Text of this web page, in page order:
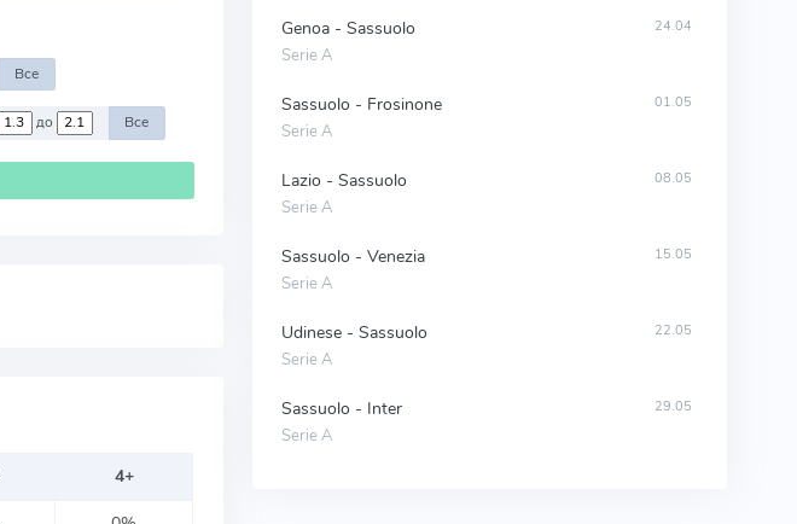
Все
до Все
4+
Genoa - Sassuolo
Serie A
24.04
Sassuolo - Frosinone
Serie A
01.05
Lazio - Sassuolo
Serie A
08.05
Sassuolo - Venezia
Serie A
15.05
Udinese - Sassuolo
Serie A
22.05
Sassuolo - Inter
Serie A
29.05